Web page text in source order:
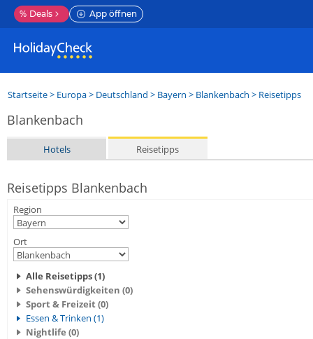
% Deals App öffnen
Startseite> Europa> Deutschland > Bayern > Blankenbach > Reisetipps
Blankenbach
Hotels Reisetipps
Reisetipps Blankenbach
Region
Ort
Alle Reisetipps (1)
Sehenswürdigkeiten (0)
Sport & Freizeit (0)
Essen & Trinken (1)
Nightlife (0)